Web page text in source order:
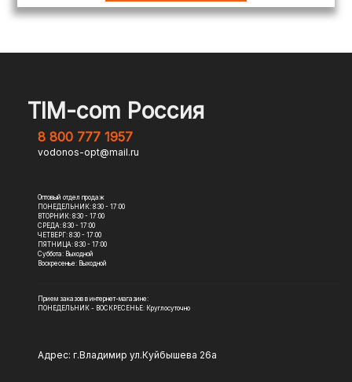
TIM-com Россия
8 800 777 1957
vodonos-opt@mail.ru
Оптовый отдел продаж
ПОНЕДЕЛЬНИК: 8:30 - 17:00
ВТОРНИК: 8:30 - 17:00
СРЕДА: 8:30 - 17:00
ЧЕТВЕРГ: 8:30 - 17:00
ПЯТНИЦА: 8:30 - 17:00
Суббота: Выходной
Воскресенье: Выходной
Прием заказов в интернет-магазине:
ПОНЕДЕЛЬНИК - ВОСКРЕСЕНЬЕ: Круглосуточно
Адрес: г.Владимир ул.Куйбышева 26а